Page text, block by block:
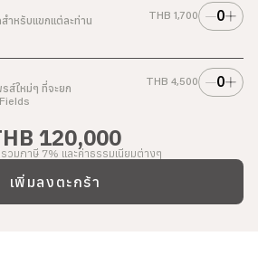
ำหรับแขกแต่ละท่าน
THB 1,700 0
ส์ใหม่ๆ ที่จะยก
THB 4,500 0
120,000
รวมภาษี 7% และค่าธรรมเนียมต่างๆ
เพิ่มลงตะกร้า